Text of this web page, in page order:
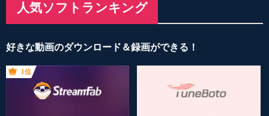
人気ソフトランキング
好きな動画のダウンロード＆録画ができる！
1位